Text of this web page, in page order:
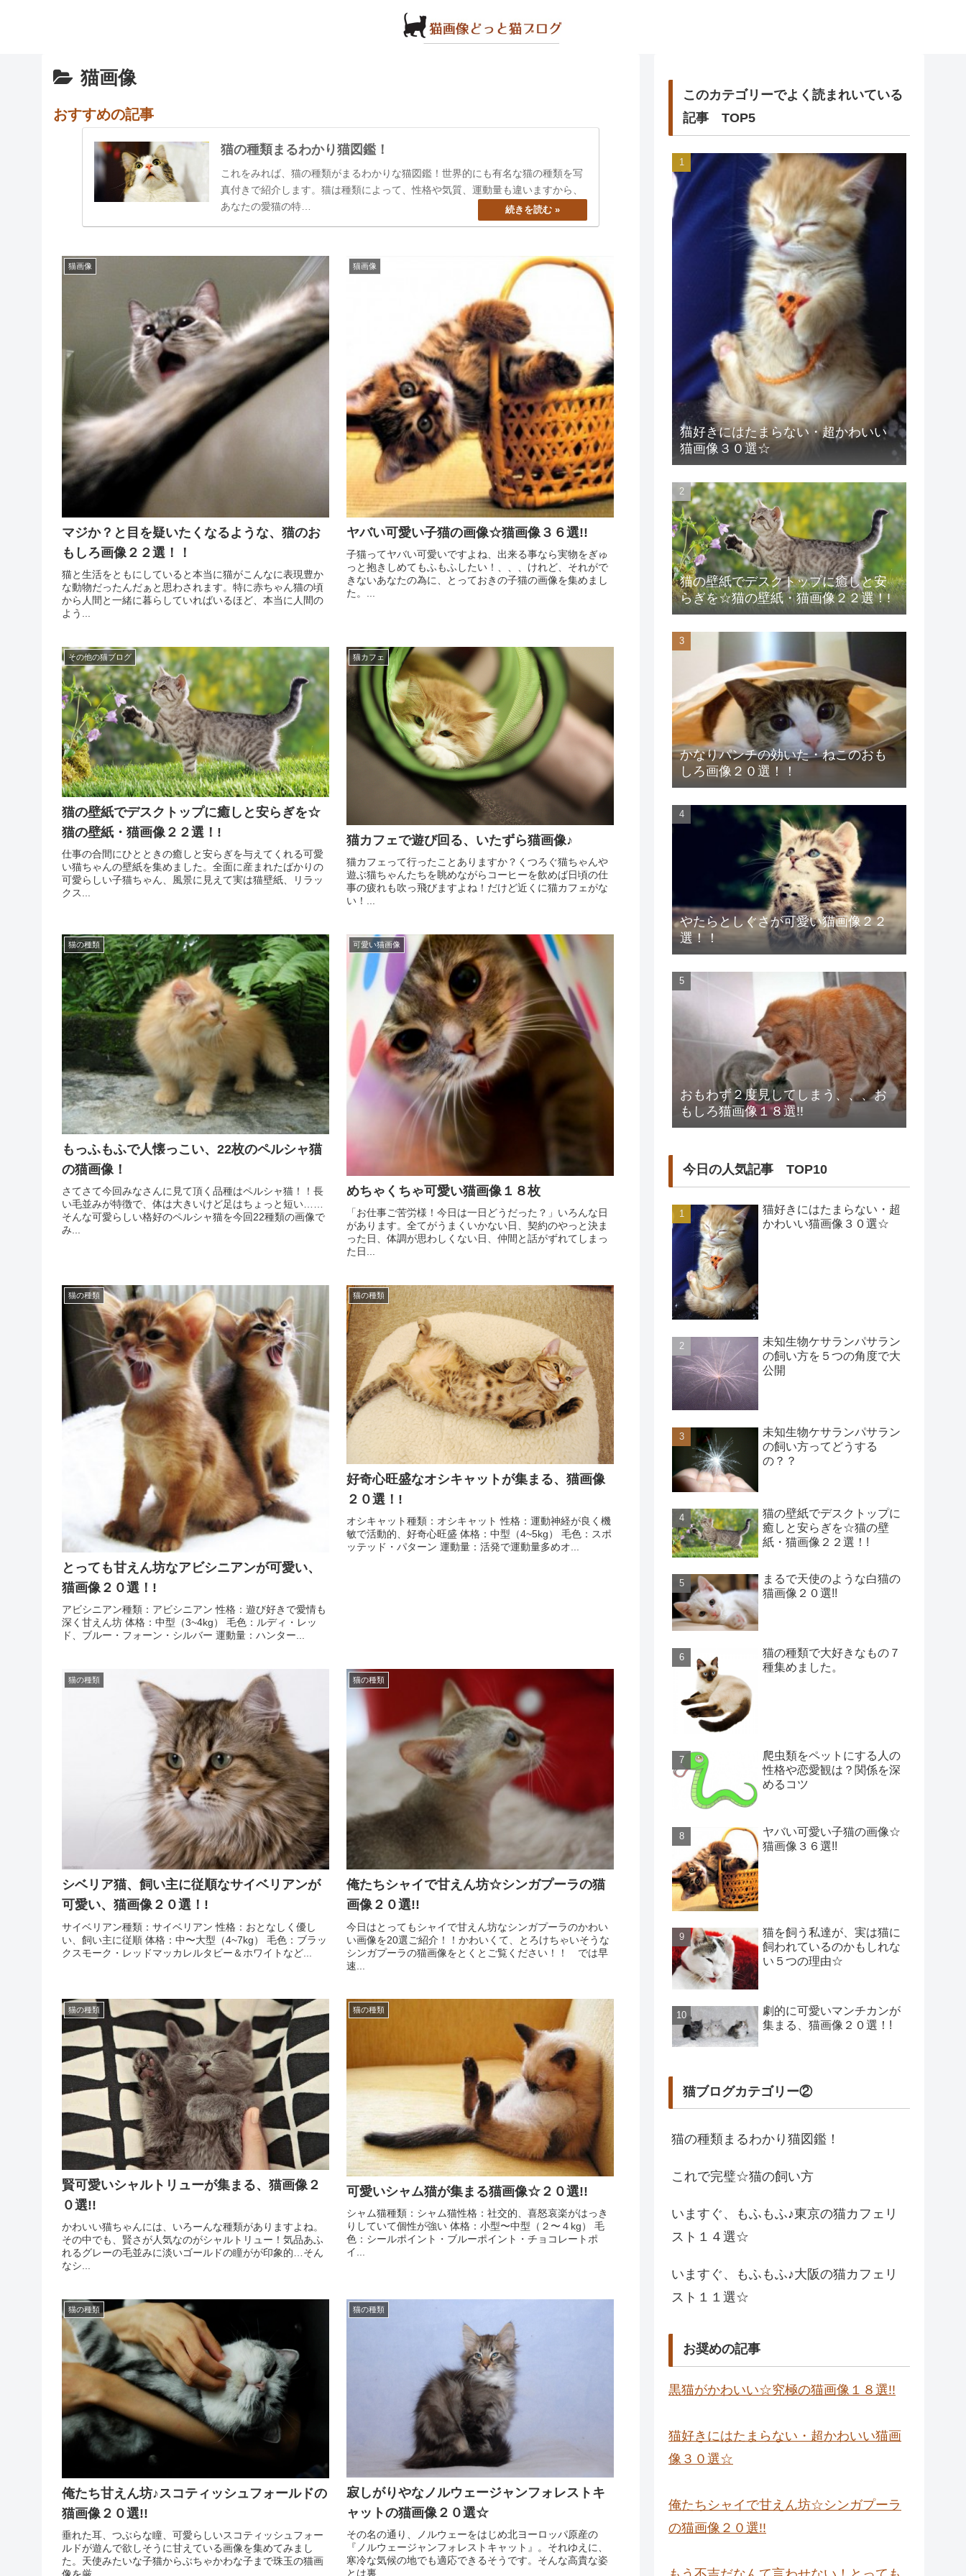
猫画像
おすすめの記事
猫の種類まるわかり猫図鑑！
これをみれば、猫の種類がまるわかりな猫図鑑！世界的にも有名な猫の種類を写
真付きで紹介します。猫は種類によって、性格や気質、運動量も違いますから、
あなたの愛猫の特…
猫画像
マジか？と目を疑いたくなるような、猫のお
もしろ画像２２選！！
猫と生活をともにしていると本当に猫がこんなに表現豊か
な動物だったんだぁと思わされます。特に赤ちゃん猫の頃
から人間と一緒に暮らしていればいるほど、本当に人間の
よう...
猫画像
ヤバい可愛い子猫の画像☆猫画像３６選!!
子猫ってヤバい可愛いですよね、出来る事なら実物をぎゅ
っと抱きしめてもふもふしたい！、、、けれど、それがで
きないあなたの為に、とっておきの子猫の画像を集めまし
た。...
その他の猫ブログ
猫の壁紙でデスクトップに癒しと安らぎを☆
猫の壁紙・猫画像２２選！!
仕事の合間にひとときの癒しと安らぎを与えてくれる可愛
い猫ちゃんの壁紙を集めました。全面に産まれたばかりの
可愛らしい子猫ちゃん、風景に見えて実は猫壁紙、リラッ
クス...
猫カフェ
猫カフェで遊び回る、いたずら猫画像♪
猫カフェって行ったことありますか？くつろぐ猫ちゃんや
遊ぶ猫ちゃんたちを眺めながらコーヒーを飲めば日頃の仕
事の疲れも吹っ飛びますよね！だけど近くに猫カフェがな
い！...
猫の種類
もっふもふで人懐っこい、22枚のペルシャ猫
の猫画像！
さてさて今回みなさんに見て頂く品種はペルシャ猫！！長
い毛並みが特徴で、体は大きいけど足はちょっと短い……
そんな可愛らしい格好のペルシャ猫を今回22種類の画像で
み...
可愛い猫画像
めちゃくちゃ可愛い猫画像１８枚
「お仕事ご苦労様！今日は一日どうだった？」いろんな日
があります。全てがうまくいかない日、契約のやっと決ま
った日、体調が思わしくない日、仲間と話がずれてしまっ
た日...
猫の種類
とっても甘えん坊なアビシニアンが可愛い、
猫画像２０選！!
アビシニアン種類：アビシニアン 性格：遊び好きで愛情も
深く甘えん坊 体格：中型（3~4kg） 毛色：ルディ・レッ
ド、ブルー・フォーン・シルバー 運動量：ハンター...
猫の種類
好奇心旺盛なオシキャットが集まる、猫画像
２０選！!
オシキャット種類：オシキャット 性格：運動神経が良く機
敏で活動的、好奇心旺盛 体格：中型（4~5kg） 毛色：スポ
ッテッド・パターン 運動量：活発で運動量多めオ...
猫の種類
シベリア猫、飼い主に従順なサイベリアンが
可愛い、猫画像２０選！!
サイベリアン種類：サイベリアン 性格：おとなしく優し
い、飼い主に従順 体格：中〜大型（4~7kg） 毛色：ブラッ
クスモーク・レッドマッカレルタビー＆ホワイトなど...
猫の種類
俺たちシャイで甘えん坊☆シンガプーラの猫
画像２０選!!
今日はとってもシャイで甘えん坊なシンガプーラのかわい
い画像を20選ご紹介！！かわいくて、とろけちゃいそうな
シンガプーラの猫画像をとくとご覧ください！！ では早
速...
猫の種類
賢可愛いシャルトリューが集まる、猫画像２
０選!!
かわいい猫ちゃんには、いろーんな種類がありますよね。
その中でも、賢さが人気なのがシャルトリュー！気品あふ
れるグレーの毛並みに淡いゴールドの瞳がが印象的…そん
なシ...
猫の種類
可愛いシャム猫が集まる猫画像☆２０選!!
シャム猫種類：シャム猫性格：社交的、喜怒哀楽がはっき
りしていて個性が強い 体格：小型〜中型（２〜４kg） 毛
色：シールポイント・ブルーポイント・チョコレートポ
イ...
猫の種類
俺たち甘えん坊♪スコティッシュフォールドの
猫画像２０選!!
垂れた耳、つぶらな瞳、可愛らしいスコティッシュフォー
ルドが遊んで欲しそうに甘えている画像を集めてみまし
た。天使みたいな子猫からぶちゃかわな子まで珠玉の猫画
猫の種類
寂しがりやなノルウェージャンフォレストキ
ャットの猫画像２０選☆
その名の通り、ノルウェーをはじめ北ヨーロッパ原産の
『ノルウェージャンフォレストキャット』。それゆえに、
寒冷な気候の地でも適応できるそうです。そんな高貴な姿
とは裏...
このカテゴリーでよく読まれいている
記事 TOP5
猫好きにはたまらない・超かわいい
猫画像３０選☆
猫の壁紙でデスクトップに癒しと安
らぎを☆猫の壁紙・猫画像２２選！!
かなりパンチの効いた・ねこのおも
しろ画像２０選！！
やたらとしぐさが可愛い猫画像２２
選！！
おもわず２度見してしまう、、、お
もしろ猫画像１８選!!
今日の人気記事 TOP10
猫好きにはたまらない・超
かわいい猫画像３０選☆
未知生物ケサランパサラン
の飼い方を５つの角度で大
公開
未知生物ケサランパサラン
の飼い方ってどうする
の？？
猫の壁紙でデスクトップに
癒しと安らぎを☆猫の壁
紙・猫画像２２選！!
まるで天使のような白猫の
猫画像２０選!!
猫の種類で大好きなもの７
種集めました。
爬虫類をペットにする人の
性格や恋愛観は？関係を深
めるコツ
ヤバい可愛い子猫の画像☆
猫画像３６選!!
猫を飼う私達が、実は猫に
飼われているのかもしれな
い５つの理由☆
劇的に可愛いマンチカンが
集まる、猫画像２０選！!
猫ブログカテゴリー②
猫の種類まるわかり猫図鑑！
これで完璧☆猫の飼い方
いますぐ、もふもふ♪東京の猫カフェリ
スト１４選☆
いますぐ、もふもふ♪大阪の猫カフェリ
スト１１選☆
お奨めの記事
黒猫がかわいい☆究極の猫画像１８選!!
猫好きにはたまらない・超かわいい猫画
像３０選☆
俺たちシャイで甘えん坊☆シンガプーラ
の猫画像２０選!!